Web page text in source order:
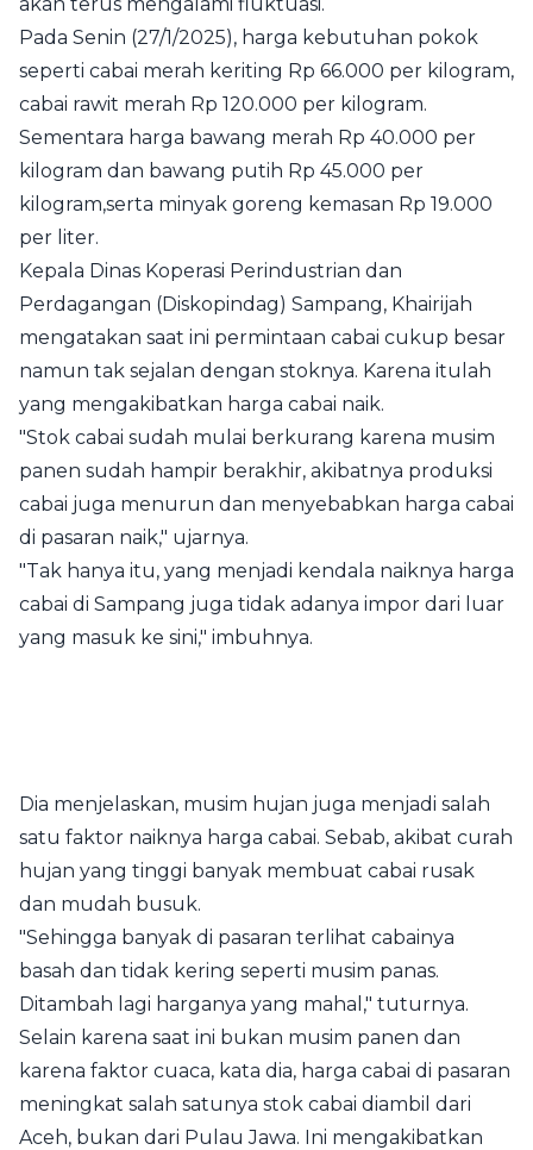
Pada Senin (27/1/2025), harga kebutuhan pokok
seperti cabai merah keriting Rp 66.000 per kilogram,
cabai rawit merah Rp 120.000 per kilogram.
Sementara harga bawang merah Rp 40.000 per
kilogram dan bawang putih Rp 45.000 per
kilogram,serta minyak goreng kemasan Rp 19.000
per liter.
Kepala Dinas Koperasi Perindustrian dan
Perdagangan (Diskopindag) Sampang, Khairijah
mengatakan saat ini permintaan cabai cukup besar
namun tak sejalan dengan stoknya. Karena itulah
yang mengakibatkan harga cabai naik.
"Stok cabai sudah mulai berkurang karena musim
panen sudah hampir berakhir, akibatnya produksi
cabai juga menurun dan menyebabkan harga cabai
di pasaran naik," ujarnya.
"Tak hanya itu, yang menjadi kendala naiknya harga
cabai di Sampang juga tidak adanya impor dari luar
yang masuk ke sini," imbuhnya.
Dia menjelaskan, musim hujan juga menjadi salah
satu faktor naiknya harga cabai. Sebab, akibat curah
hujan yang tinggi banyak membuat cabai rusak
dan mudah busuk.
"Sehingga banyak di pasaran terlihat cabainya
basah dan tidak kering seperti musim panas.
Ditambah lagi harganya yang mahal," tuturnya.
Selain karena saat ini bukan musim panen dan
karena faktor cuaca, kata dia, harga cabai di pasaran
meningkat salah satunya stok cabai diambil dari
Aceh, bukan dari Pulau Jawa. Ini mengakibatkan